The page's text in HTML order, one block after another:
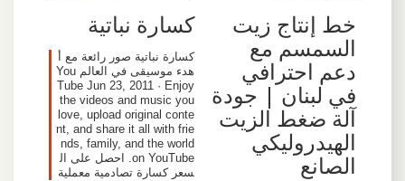
خط إنتاج زيت
السمسم مع
دعم احترافي
في لبنان | جودة
آلة ضغط الزيت
الهيدروليكي
الصانع
كسارة نباتية
كسارة نباتية صور رائعة مع أ
هدء موسيقى في العالم You
Tube Jun 23, 2011 · Enjoy
the videos and music you
love, upload original conte
nt, and share it all with frie
nds, family, and the world
on YouTube. احصل على ال
سعر كسارة تصادمية معملية